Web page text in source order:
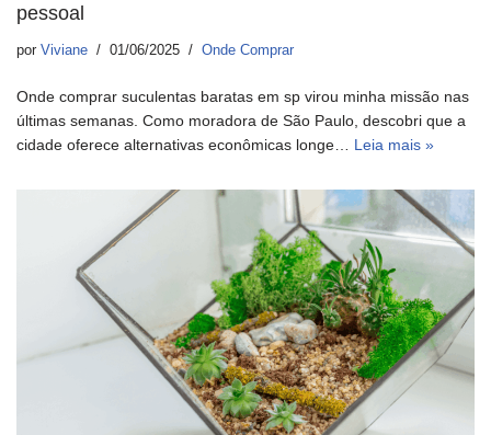
pessoal
por Viviane 01/06/2025 Onde Comprar
Onde comprar suculentas baratas em sp virou minha missão nas
últimas semanas. Como moradora de São Paulo, descobri que a
cidade oferece alternativas econômicas longe… Leia mais »